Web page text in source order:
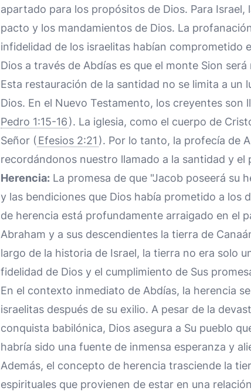
apartado para los propósitos de Dios. Para
pacto y los mandamientos de Dios. La
infidelidad de los israelitas habían comprometido
Dios a través de Abdías es que el monte Sion
Esta restauración de la santidad no se limita a un
Dios. En el Nuevo Testamento, los creyentes son
Pedro 1:15-16). La iglesia, como el cuerpo de
Señor ( Efesios 2:21 ). Por lo tanto, la profecía de
recordándonos nuestro llamado a la santidad y
Herencia: La promesa de que "Jacob poseerá su
y las bendiciones que Dios había prometido a los
de herencia está profundamente arraigado en el
Abraham y a sus descendientes la tierra de
largo de la historia de Israel, la tierra no era solo
fidelidad de Dios y el cumplimiento de Sus
En el contexto inmediato de Abdías, la herencia
israelitas después de su exilio. A pesar de la
conquista babilónica, Dios asegura a Su pueblo
habría sido una fuente de inmensa esperanza y
Además, el concepto de herencia trasciende la
espirituales que provienen de estar en una